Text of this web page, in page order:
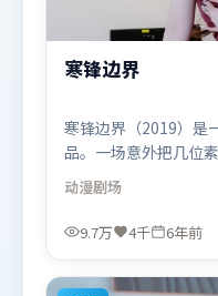
寒锋边界
寒锋边界（2019）是
品。一场意外把几位
信任与背叛交替上演
域气质，增强沉浸感
米、白宇、弗洛伦丝
地区首映上线，适合
动漫剧场
9.7万 4千 6年前